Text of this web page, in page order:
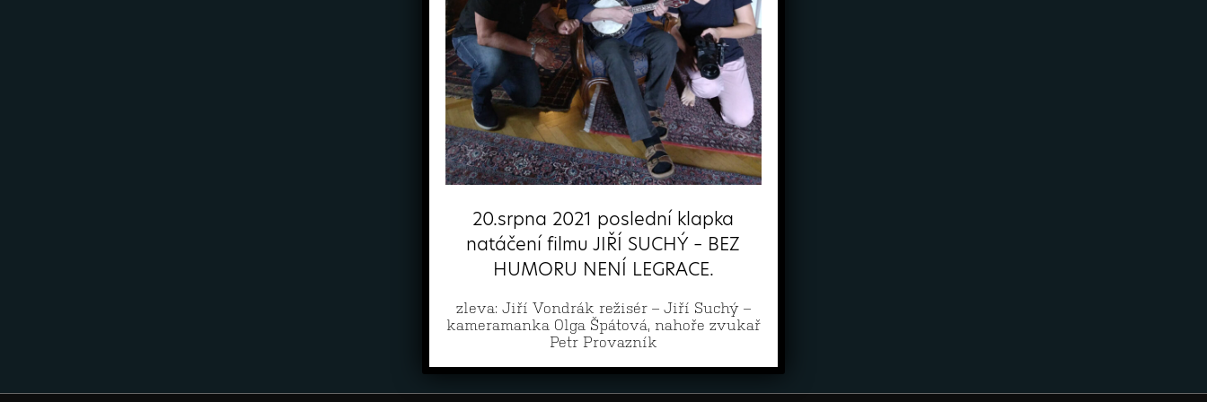
20.srpna 2021 poslední klapka
natáčení filmu JIŘÍ SUCHÝ – BEZ
HUMORU NENÍ LEGRACE.
zleva: Jiří Vondrák režisér – Jiří Suchý –
kameramanka Olga Špátová, nahoře zvukař
Petr Provazník